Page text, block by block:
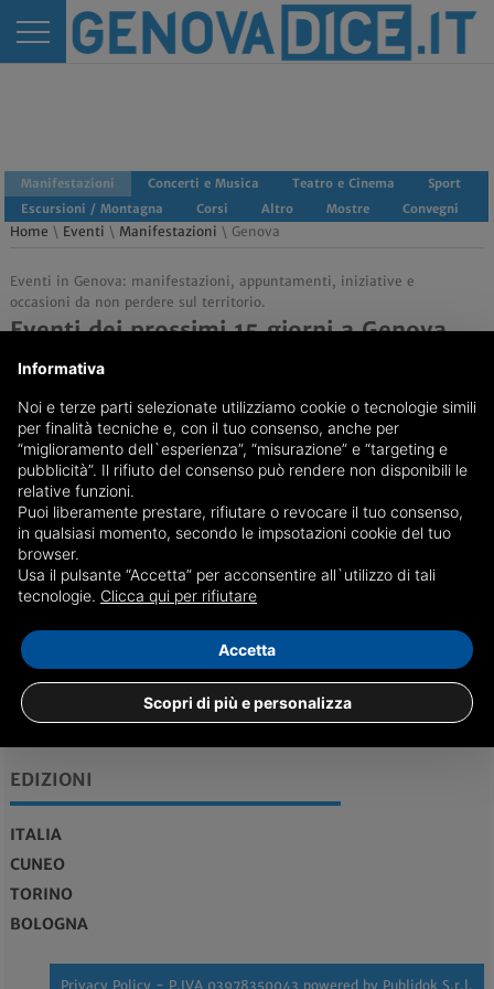
Manifestazioni Concerti e Musica Teatro e Cinema
Sport
Escursioni / Montagna
Corsi Altro Mostre Convegni
Home \ Eventi \ Manifestazioni \ Genova
Eventi in Genova: manifestazioni, appuntamenti, iniziative e
occasioni da non perdere sul territorio.
Eventi dei prossimi 15 giorni a Genova
Nessun Evento presente.
REDAZIONE
redazione@genovadice.it
Vendita case Genova
EDIZIONI
ITALIA
CUNEO
TORINO
BOLOGNA
Privacy Policy - P.IVA 03978350043 powered by Publidok S.r.l.
Informativa
Noi e terze parti selezionate utilizziamo cookie o tecnologie simili
per finalità tecniche e, con il tuo consenso, anche per
“miglioramento dell`esperienza”, “misurazione” e “targeting e
pubblicità”. Il rifiuto del consenso può rendere non disponibili le
relative funzioni.
Puoi liberamente prestare, rifiutare o revocare il tuo consenso,
in qualsiasi momento, secondo le impsotazioni cookie del tuo
browser.
Usa il pulsante “Accetta” per acconsentire all`utilizzo di tali
tecnologie. Clicca qui per rifiutare
Scopri di più e personalizza
Accetta